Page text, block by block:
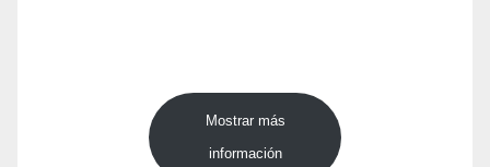
Mostrar más
información